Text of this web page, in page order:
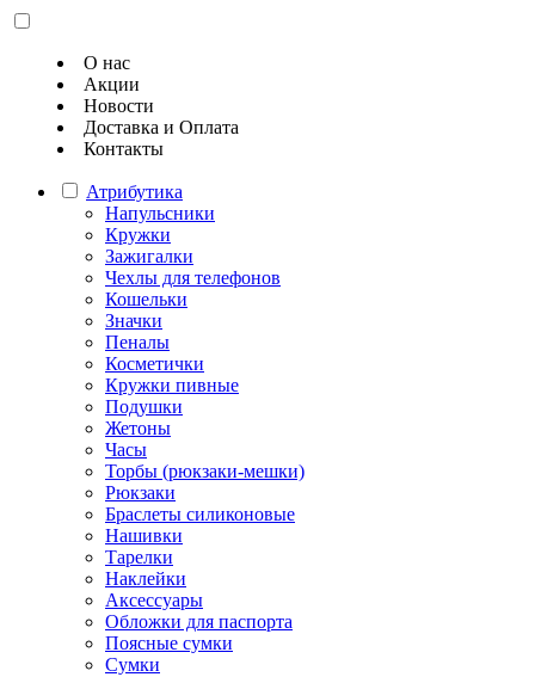
О нас
Акции
Новости
Доставка и Оплата
Контакты
Атрибутика
Напульсники
Кружки
Зажигалки
Чехлы для телефонов
Кошельки
Значки
Пеналы
Косметички
Кружки пивные
Подушки
Жетоны
Часы
Торбы (рюкзаки-мешки)
Рюкзаки
Браслеты силиконовые
Нашивки
Тарелки
Наклейки
Аксессуары
Обложки для паспорта
Поясные сумки
Сумки